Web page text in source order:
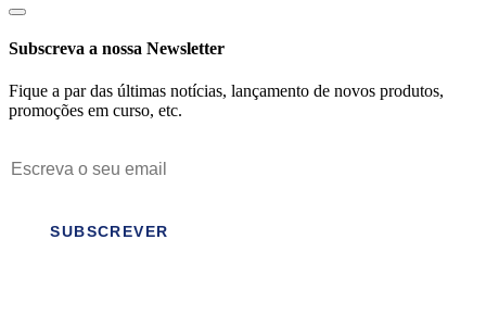
Subscreva a nossa Newsletter
Fique a par das últimas notícias, lançamento de novos produtos,
promoções em curso, etc.
SUBSCREVER